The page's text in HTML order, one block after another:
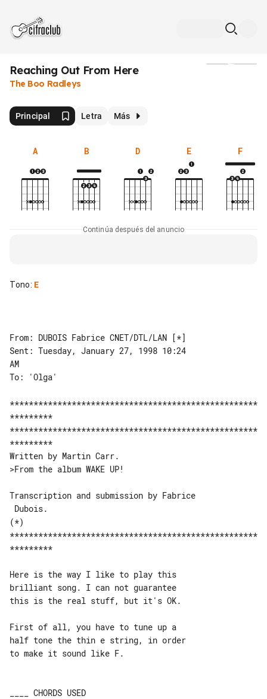
Reaching Out From Here
The Boo Radleys
Principal Letra Más
A B D E F
Continúa después del anuncio
Tono: E
From: DUBOIS Fabrice CNET/DTL/LAN [*]
Sent: Tuesday, January 27, 1998 10:24
AM
To: 'Olga'
****************************************************
*********
****************************************************
*********
>From the album WAKE UP!
Transcription and submission by Fabrice
(*)
****************************************************
*********
Here is the way I like to play this
brilliant song. I can not guarantee
this is the real stuff, but it's OK.
First of all, you have to tune up a
half tone the thin e string, in order
to make it sound like F.
____ CHORDS USED